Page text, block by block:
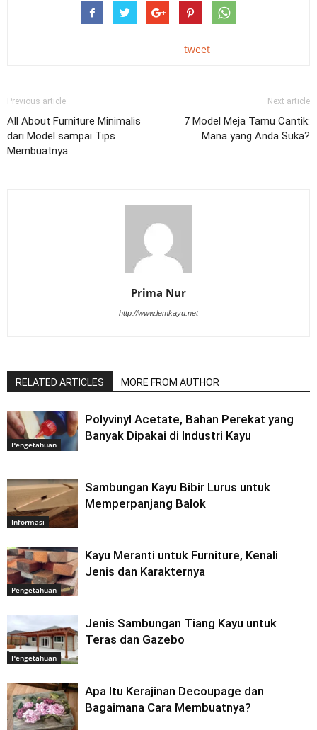
tweet
Previous article
All About Furniture Minimalis
dari Model sampai Tips
Membuatnya
Next article
7 Model Meja Tamu Cantik:
Mana yang Anda Suka?
Prima Nur
http://www.lemkayu.net
RELATED ARTICLES MORE FROM AUTHOR
Pengetahuan
Polyvinyl Acetate, Bahan Perekat yang
Banyak Dipakai di Industri Kayu
Informasi
Sambungan Kayu Bibir Lurus untuk
Memperpanjang Balok
Pengetahuan
Kayu Meranti untuk Furniture, Kenali
Jenis dan Karakternya
Pengetahuan
Jenis Sambungan Tiang Kayu untuk
Teras dan Gazebo
Apa Itu Kerajinan Decoupage dan
Bagaimana Cara Membuatnya?